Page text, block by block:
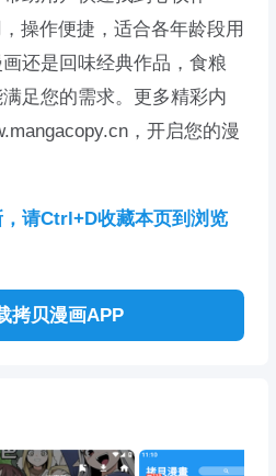
操作便捷，适合各年龄段用
还是回味经典作品，食粮
足您的需求。更多精彩内
，开启您的漫
请Ctrl+D收藏本页到浏览
拷贝漫画APP